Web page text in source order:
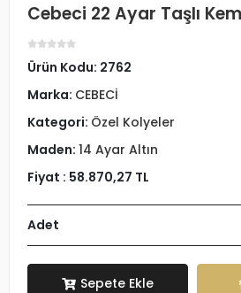
Cebeci 22 Ayar Taşlı
Ürün Kodu: 2762
Marka: CEBECİ
Kategori: Özel Kolyeler
Maden: 14 Ayar Altın
Fiyat : 58.870,27 TL
Adet
Sepete Ekle